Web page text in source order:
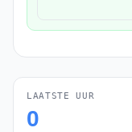
LAATSTE UUR
0